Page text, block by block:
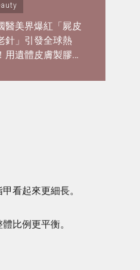
醫美界爆紅「屍皮
針」引發全球熱
用遺體皮膚製膠原
但還原BB肌」
看起來更細長。
比例更平衡。